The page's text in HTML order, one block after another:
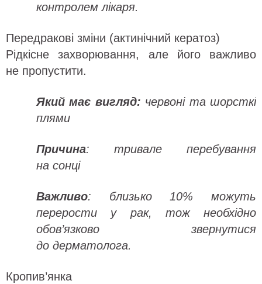
контролем лікаря.
Передракові зміни (актинічний кератоз)
Рідкісне захворювання, але його важливо
не пропустити.
Який має вигляд: червоні та шорсткі
плями
Причина: тривале перебування
на сонці
Важливо: близько 10% можуть
перерости у рак, тож необхідно
обов’язково звернутися
до дерматолога.
Кропив’янка